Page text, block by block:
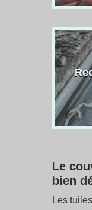
Le
bien
Les